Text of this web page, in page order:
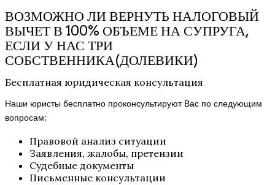
ВОЗМОЖНО ЛИ ВЕРНУТЬ НАЛОГОВЫЙ
ВЫЧЕТ В 100% ОБЪЕМЕ НА СУПРУГА,
ЕСЛИ У НАС ТРИ
СОБСТВЕННИКА(ДОЛЕВИКИ)
Бесплатная юридическая консультация
Наши юристы бесплатно проконсультируют Вас по следующим
вопросам:
Правовой анализ ситуации
Заявления, жалобы, претензии
Судебные документы
Письменные консультации